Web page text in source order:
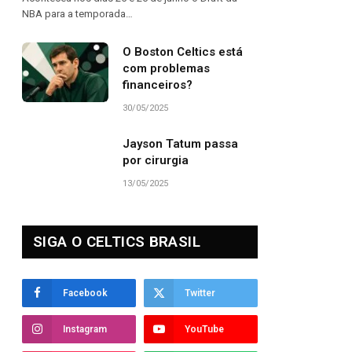
NBA para a temporada…
O Boston Celtics está
com problemas
financeiros?
30/05/2025
Jayson Tatum passa
por cirurgia
13/05/2025
SIGA O CELTICS BRASIL
Facebook Twitter
Instagram YouTube